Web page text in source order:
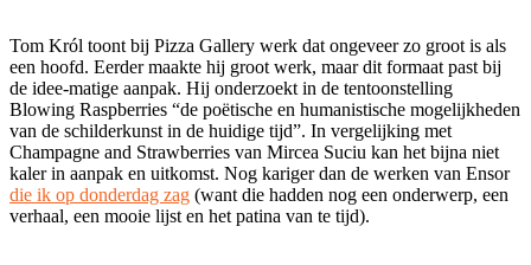
Tom Król toont bij Pizza Gallery werk dat ongeveer zo groot is als
een hoofd. Eerder maakte hij groot werk, maar dit formaat past bij
de idee-matige aanpak. Hij onderzoekt in de tentoonstelling
Blowing Raspberries “de poëtische en humanistische mogelijkheden
van de schilderkunst in de huidige tijd”. In vergelijking met
Champagne and Strawberries van Mircea Suciu kan het bijna niet
kaler in aanpak en uitkomst. Nog kariger dan de werken van Ensor
die ik op donderdag zag (want die hadden nog een onderwerp, een
verhaal, een mooie lijst en het patina van te tijd).